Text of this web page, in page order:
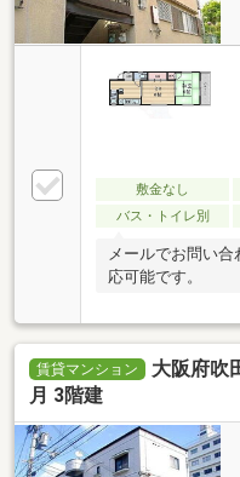
敷金なし
バス・トイレ別
メールでお問い
応可能です。
賃貸マンション
大阪府吹
月 3階建